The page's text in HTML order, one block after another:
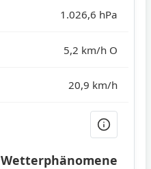
1.026,6 hPa
5,2 km/h O
20,9 km/h
Wetterphänomene